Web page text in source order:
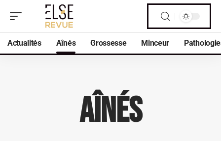
Actualités Aînés Grossesse Minceur
Aînés